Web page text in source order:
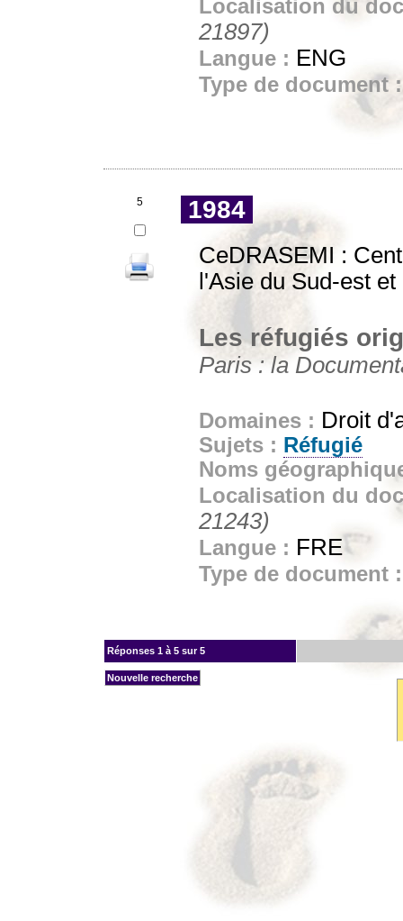
Localisation du
21897)
Langue : ENG
Type de document
5 1984
CeDRASEMI :
l'Asie du Sud-est
Les réfugiés
Paris : la
Domaines : Droit
Sujets : Réfugié
Noms
Localisation du
21243)
Langue : FRE
Type de document
Réponses 1 à 5 sur 5